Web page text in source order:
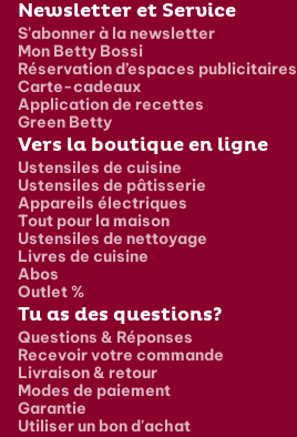
Newsletter et Service
S'abonner à la newsletter
Mon Betty Bossi
Réservation d’espaces publicitaires
Carte-cadeaux
Application de recettes
Green Betty
Vers la boutique en ligne
Ustensiles de cuisine
Ustensiles de pâtisserie
Appareils électriques
Tout pour la maison
Ustensiles de nettoyage
Livres de cuisine
Abos
Outlet %
Tu as des questions?
Questions & Réponses
Recevoir votre commande
Livraison & retour
Modes de paiement
Garantie
Utiliser un bon d'achat